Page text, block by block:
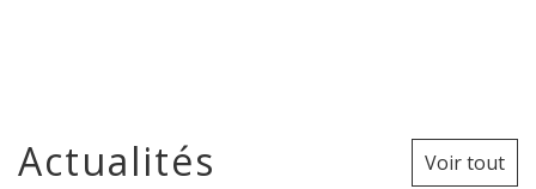
Actualités Voir tout